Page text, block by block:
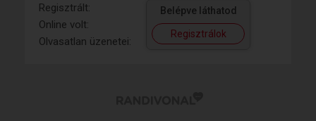
Regisztrált:
Online volt:
Olvasatlan üzenetei:
Belépve láthatod
Regisztrálok